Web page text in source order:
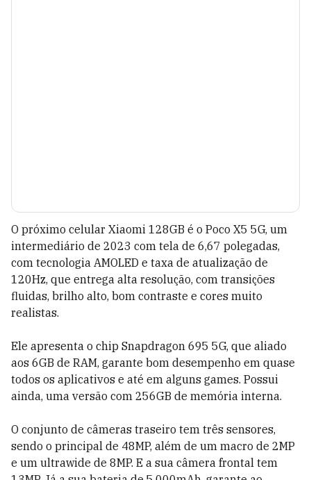
O próximo celular Xiaomi 128GB é o Poco X5 5G, um
intermediário de 2023 com tela de 6,67 polegadas,
com tecnologia AMOLED e taxa de atualização de
120Hz, que entrega alta resolução, com transições
fluidas, brilho alto, bom contraste e cores muito
realistas.
Ele apresenta o chip Snapdragon 695 5G, que aliado
aos 6GB de RAM, garante bom desempenho em quase
todos os aplicativos e até em alguns games. Possui
ainda, uma versão com 256GB de memória interna.
O conjunto de câmeras traseiro tem três sensores,
sendo o principal de 48MP, além de um macro de 2MP
e um ultrawide de 8MP. E a sua câmera frontal tem